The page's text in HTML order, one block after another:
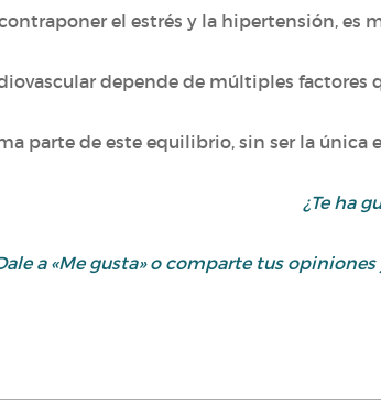
el estrés y la hipertensión, es
depende de múltiples factores
parte de este equilibrio, sin ser la única
¿Te ha
a «Me gusta» o comparte tus